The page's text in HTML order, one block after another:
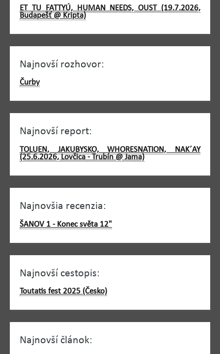
ET TU FATTYÚ, HUMAN NEEDS, OUST (19.7.2026,
Budapešť @ Kripta)
Najnovší rozhovor:
Čurby
Najnovší report:
TOLUEN, JAKUBYSKO, WHORESNATION, NAK´AY
(25.6.2026, Lovčica - Trubín @ Jama)
Najnovšia recenzia:
ŠANOV 1 - Konec světa 12"
Najnovší cestopis:
Toutatis fest 2025 (Česko)
Najnovší článok: